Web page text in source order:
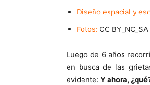
Diseño espacial y
Fotos: CC
Luego de 6 años
en busca de las
evidente: Y ahora,